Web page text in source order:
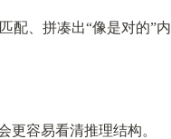
配、拼凑出“像是对的”内
更容易看清推理结构。